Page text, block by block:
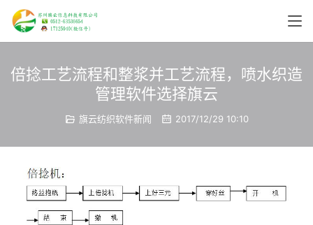
倍捻工艺流程和整浆并工艺流程，喷水织造
管理软件选择旗云
旗云纺织软件新闻 2017/12/29 10:10